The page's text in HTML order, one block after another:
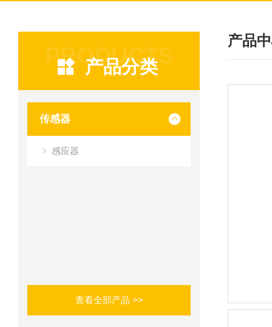
PRODUCTS
产品分类
传感器
感应器
查看全部产品 >>
产品